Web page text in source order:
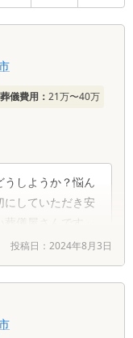
葬儀費用： 21万〜40万
うしようか？悩ん
にしていただき安
儀屋さんです」
投稿日： 2024年8月3日